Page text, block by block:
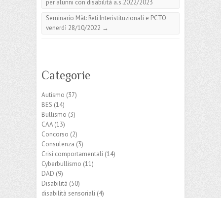
per alunni con disabilità a.s.2022/2023
Seminario Màt: Reti Interistituzionali e PCTO
venerdì 28/10/2022 →
Categorie
Autismo (37)
BES (14)
Bullismo (3)
CAA(13)
Concorso (2)
Consulenza (3)
Crisi comportamentali (14)
Cyberbullismo (11)
DAD (9)
Disabilità (50)
disabilità sensoriali (4)